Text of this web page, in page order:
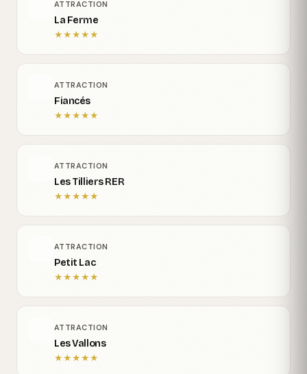
ATTRACTION
La Ferme
★★★★★
ATTRACTION
Fiancés
★★★★★
ATTRACTION
Les Tilliers RER
★★★★★
ATTRACTION
Petit Lac
★★★★★
ATTRACTION
Les Vallons
★★★★★